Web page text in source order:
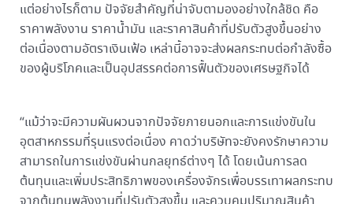
แต่อย่างไรก็ตาม ปัจจัยสำคัญที่น่าจับตามองอย่างใกล้ชิด คือ
ราคาพลังงาน ราคาน้ำมัน และราคาสินค้าที่ปรับตัวสูงขึ้นอย่าง
ต่อเนื่องตามอัตราเงินเฟ้อ เหล่านี้อาจจะส่งผลกระทบต่อกำลังซื้อ
ของผู้บริโภคและเป็นอุปสรรคต่อการฟื้นตัวของเศรษฐกิจได้
“แม้ว่าจะมีความผันผวนจากปัจจัยภายนอกและการแข่งขันใน
อุตสาหกรรมที่รุนแรงต่อเนื่อง คาดว่าบริษัทจะยังคงรักษาความ
สามารถในการแข่งขันผ่านกลยุทธ์ต่างๆ ได้ โดยเน้นการลด
ต้นทุนและเพิ่มประสิทธิภาพของเครื่องจักรเพื่อบรรเทาผลกระทบ